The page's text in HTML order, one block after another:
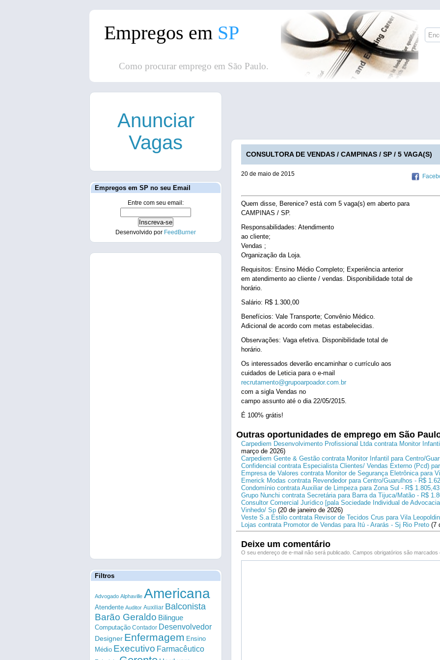
Empregos em SP
Como procurar emprego em São Paulo.
CONSULTORA DE VENDAS / CAMPINAS / SP / 5 VAGA(S)
20 de maio de 2015
Quem disse, Berenice? está com 5 vaga(s) em aberto para
CAMPINAS / SP.
Responsabilidades: Atendimento
ao cliente;
Vendas ;
Organização da Loja.
Requisitos: Ensino Médio Completo; Experiência anterior
em atendimento ao cliente / vendas. Disponibilidade total de
horário.
Salário: R$ 1.300,00
Benefícios: Vale Transporte; Convênio Médico.
Adicional de acordo com metas estabelecidas.
Observações: Vaga efetiva. Disponibilidade total de
horário.
Os interessados deverão encaminhar o currículo aos
cuidados de Leticia para o e-mail
recrutamento@grupoarpoador.com.br
com a sigla Vendas no
campo assunto até o dia 22/05/2015.
É 100% grátis!
Outras oportunidades de emprego em São
Carpediem Desenvolvimento Profissional Ltda contrata Monitor
março de 2026)
Carpediem Gente & Gestão contrata Monitor Infantil para Centro/
Confidencial contrata Especialista Clientes/ Vendas Externo (Pcd)
Empresa de Valores contrata Monitor de Segurança Eletrônica para
Emerick Modas contrata Revendedor para Centro/Guarulhos - R$
Condomínio contrata Auxiliar de Limpeza para Zona Sul - R$ 1.805,43
Grupo Nunchi contrata Secretária para Barra da Tijuca/Matão - R$
Consultor Comercial Jurídico [pala Sociedade Individual de
Vinhedo/ Sp (20 de janeiro de 2026)
Veste S.a Estilo contrata Revisor de Tecidos Crus para Vila
Lojas contrata Promotor de Vendas para Itú - Ararás - Sj Rio Preto (7
Deixe um comentário
O seu endereço de e-mail não será publicado. Campos obrigatórios são
Anunciar
Vagas
Empregos em SP no seu Email
Entre com seu email:
Desenvolvido por FeedBurner
Filtros
Advogado Alphaville Americana
Atendente Auditor Auxiliar Balconista
Barão Geraldo Bilingue
Computação Contador Desenvolvedor
Designer Enfermagem Ensino
Médio Executivo Farmacêutico